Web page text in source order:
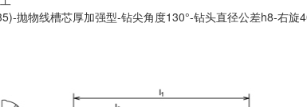
抛物线槽芯厚加强型-钻尖角度130°-钻头直径公差h8-右旋